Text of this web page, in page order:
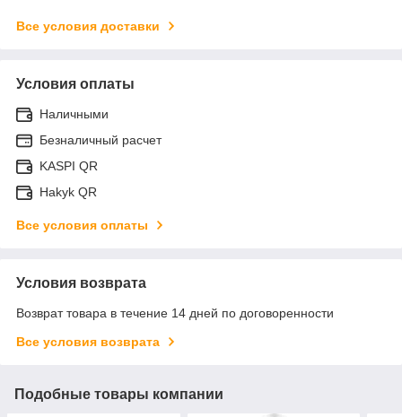
Все условия доставки
Условия оплаты
Наличными
Безналичный расчет
KASPI QR
Hakyk QR
Все условия оплаты
Условия возврата
Возврат товара в течение 14 дней по договоренности
Все условия возврата
Подобные товары компании